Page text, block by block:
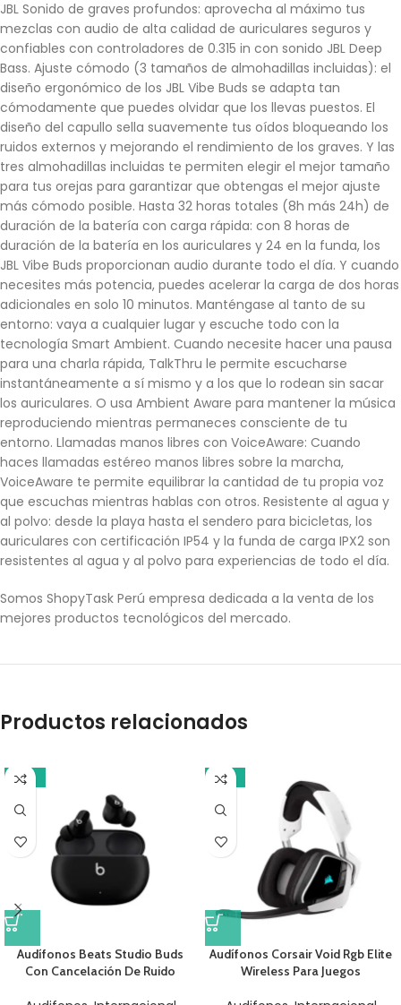
JBL Sonido de graves profundos: aprovecha al máximo tus
mezclas con audio de alta calidad de auriculares seguros y
confiables con controladores de 0.315 in con sonido JBL Deep
Bass. Ajuste cómodo (3 tamaños de almohadillas incluidas): el
diseño ergonómico de los JBL Vibe Buds se adapta tan
cómodamente que puedes olvidar que los llevas puestos. El
diseño del capullo sella suavemente tus oídos bloqueando los
ruidos externos y mejorando el rendimiento de los graves. Y las
tres almohadillas incluidas te permiten elegir el mejor tamaño
para tus orejas para garantizar que obtengas el mejor ajuste
más cómodo posible. Hasta 32 horas totales (8h más 24h) de
duración de la batería con carga rápida: con 8 horas de
duración de la batería en los auriculares y 24 en la funda, los
JBL Vibe Buds proporcionan audio durante todo el día. Y cuando
necesites más potencia, puedes acelerar la carga de dos horas
adicionales en solo 10 minutos. Manténgase al tanto de su
entorno: vaya a cualquier lugar y escuche todo con la
tecnología Smart Ambient. Cuando necesite hacer una pausa
para una charla rápida, TalkThru le permite escucharse
instantáneamente a sí mismo y a los que lo rodean sin sacar
los auriculares. O usa Ambient Aware para mantener la música
reproduciendo mientras permaneces consciente de tu
entorno. Llamadas manos libres con VoiceAware: Cuando
haces llamadas estéreo manos libres sobre la marcha,
VoiceAware te permite equilibrar la cantidad de tu propia voz
que escuchas mientras hablas con otros. Resistente al agua y
al polvo: desde la playa hasta el sendero para bicicletas, los
auriculares con certificación IP54 y la funda de carga IPX2 son
resistentes al agua y al polvo para experiencias de todo el día.
Somos ShopyTask Perú empresa dedicada a la venta de los
mejores productos tecnológicos del mercado.
Productos relacionados
-10%
Audífonos Beats Studio Buds
Con Cancelación De Ruido
-13%
Audífonos Corsair Void Rgb Elite
Wireless Para Juegos